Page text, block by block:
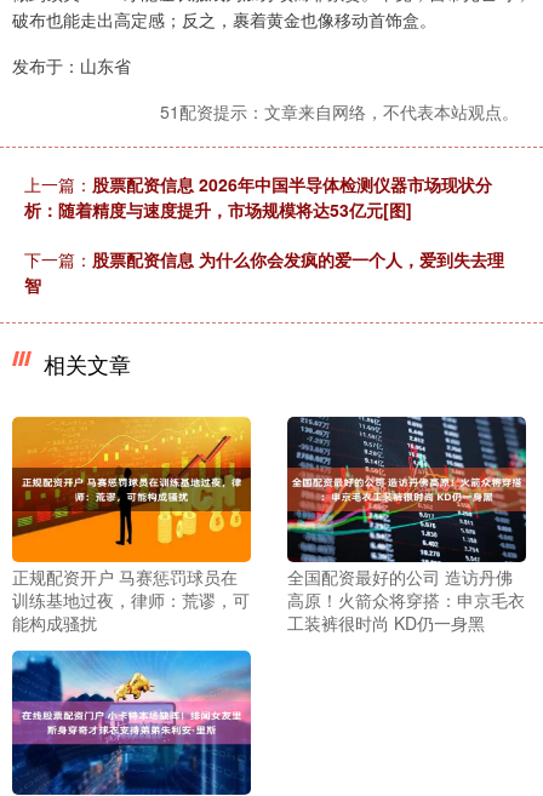
破布也能走出高定感；反之，裹着黄金也像移动首饰盒。
发布于：山东省
51配资提示：文章来自网络，不代表本站观点。
上一篇： 股票配资信息 2026年中国半导体检测仪器市场现状分
析：随着精度与速度提升，市场规模将达53亿元[图]
下一篇： 股票配资信息 为什么你会发疯的爱一个人，爱到失去理
智
相关文章
正规配资开户 马赛惩罚球员在
训练基地过夜，律师：荒谬，可
能构成骚扰
全国配资最好的公司 造访丹佛
高原！火箭众将穿搭：申京毛衣
工装裤很时尚 KD仍一身黑